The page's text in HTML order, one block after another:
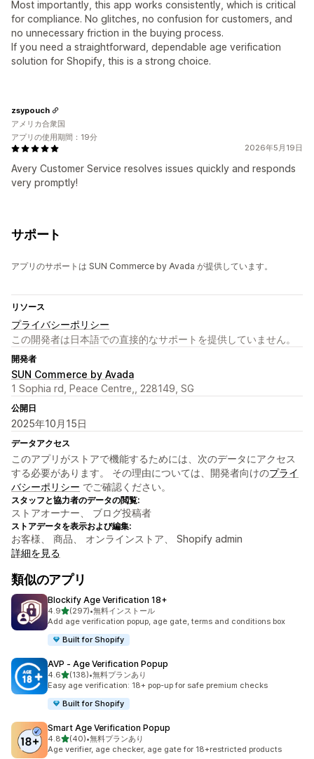
Most importantly, this app works consistently, which is critical
for compliance. No glitches, no confusion for customers, and
no unnecessary friction in the buying process.
If you need a straightforward, dependable age verification
solution for Shopify, this is a strong choice.
2026年5月19日
Avery Customer Service resolves issues quickly and responds
very promptly!
zsypouch
アメリカ合衆国
アプリの使用期間：19分
サポート
アプリのサポートは SUN Commerce by Avada が提供しています。
リソース
プライバシーポリシー
この開発者は日本語での直接的なサポートを提供していません。
開発者
SUN Commerce by Avada
1 Sophia rd, Peace Centre,, 228149, SG
公開日
2025年10月15日
データアクセス
このアプリがストアで機能するためには、次のデータにアクセス
する必要があります。 その理由については、開発者向けのプライ
バシーポリシー でご確認ください。
スタッフと協力者のデータの閲覧:
ストアオーナー、 ブログ投稿者
ストアデータを表示および編集:
お客様、 商品、 オンラインストア、 Shopify admin
詳細を見る
類似のアプリ
Blockify Age Verification 18+
4.95つ星中
(297)
合計レビュー数：297件
•無料インストール
Add age verification popup, age gate, terms and conditions box
Built for Shopify
AVP ‑ Age Verification Popup
4.65つ星中
(138)
合計レビュー数：138件
•無料プランあり
Easy age verification: 18+ pop-up for safe premium checks
Built for Shopify
Smart Age Verification Popup
4.85つ星中
(40)
合計レビュー数：40件
•無料プランあり
Age verifier, age checker, age gate for 18+restricted products